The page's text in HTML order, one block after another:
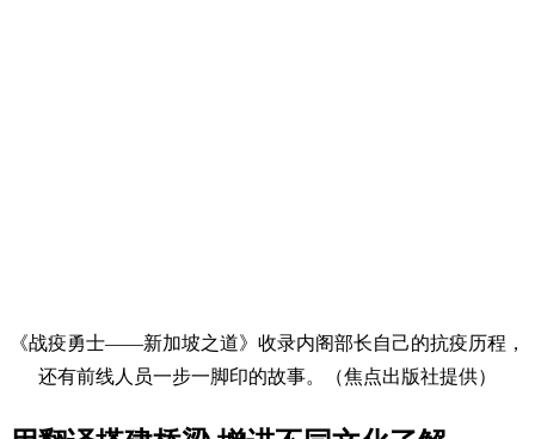
《战疫勇士——新加坡之道》收录内阁部长自己的抗疫历程，
还有前线人员一步一脚印的故事。（焦点出版社提供）